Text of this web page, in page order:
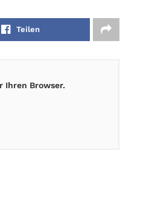
Teilen
Ihren Browser.